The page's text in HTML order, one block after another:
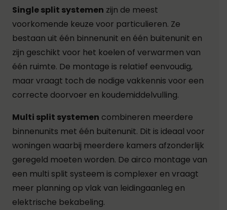
Single split systemen zijn de meest
voorkomende keuze voor particulieren. Ze
bestaan uit één binnenunit en één buitenunit en
zijn geschikt voor het koelen of verwarmen van
één ruimte. De montage is relatief eenvoudig,
maar vraagt toch de nodige vakkennis voor een
correcte doorvoer en koudemiddelvulling.
Multi split systemen combineren meerdere
binnenunits met één buitenunit. Dit is ideaal voor
woningen waarbij meerdere kamers afzonderlijk
geregeld moeten worden. De airco montage van
een multi split systeem is complexer en vraagt
meer planning op vlak van leidingaanleg en
elektrische bekabeling.